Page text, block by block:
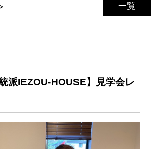
一覧
派IEZOU-HOUSE】見学会レ